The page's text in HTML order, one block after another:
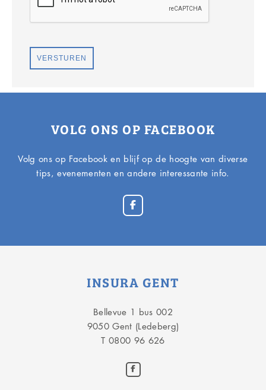
VERSTUREN
VOLG ONS OP FACEBOOK
Volg ons op Facebook en blijf op de hoogte van diverse
tips, evenementen en andere interessante info.
INSURA GENT
Bellevue 1 bus 002
9050 Gent (Ledeberg)
T 0800 96 626